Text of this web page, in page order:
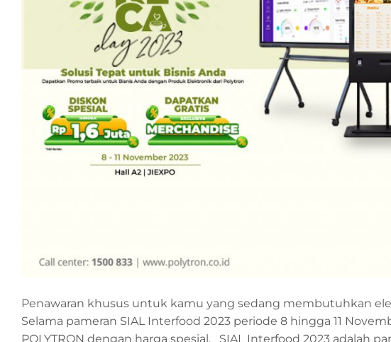
Penawaran khusus untuk kamu yang sedang membutuhkan
Selama pameran SIAL Interfood 2023 periode 8 hingga 11
POLYTRON dengan harga spesial. SIAL Interfood 2023 adalah